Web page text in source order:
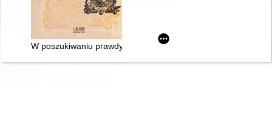
W poszukiwaniu prawdy historycznej : problemy związane z